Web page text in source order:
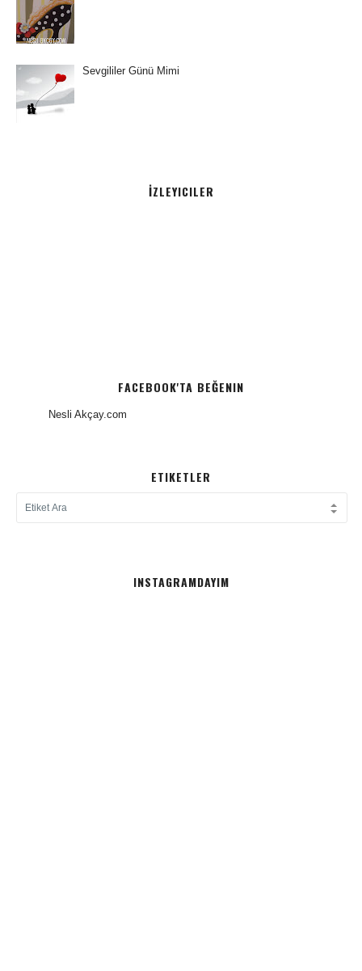
Sevgililer Günü Mimi
İZLEYICILER
FACEBOOK'TA BEĞENIN
Nesli Akçay.com
ETIKETLER
INSTAGRAMDAYIM